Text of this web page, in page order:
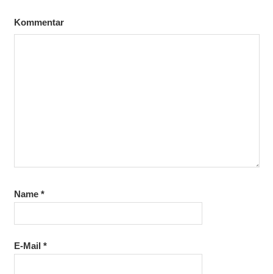
Kommentar
Name *
E-Mail *